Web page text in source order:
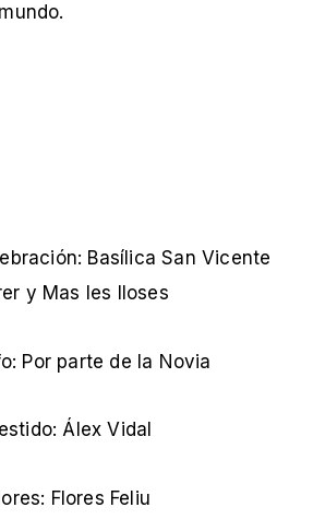
Basílica San Vicente
y Mas les lloses
Por parte de la Novia
Álex Vidal
Flores Feliu